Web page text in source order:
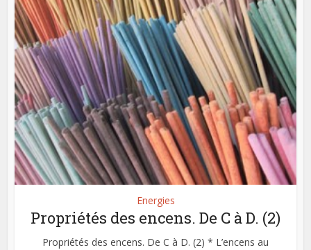
Energies
Propriétés des encens. De C à D. (2)
Propriétés des encens. De C à D. (2) * L’encens au